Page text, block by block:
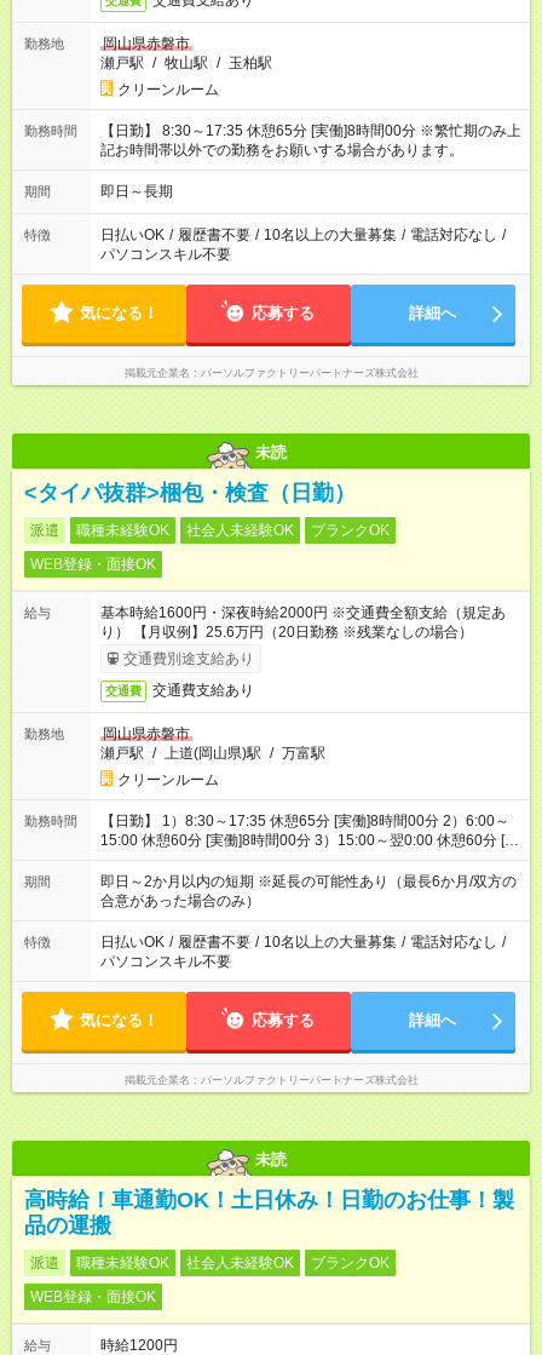
勤務地
岡山県赤磐市
瀬戸駅 / 牧山駅 / 玉柏駅
クリーンルーム
勤務時間
【日勤】 8:30～17:35 休憩65分 [実働]8時間00分 ※繁忙期のみ上
記お時間帯以外での勤務をお願いする場合があります。
期間 即日～長期
特徴 日払いOK / 履歴書不要 / 10名以上の大量募集 / 電話対応なし /
パソコンスキル不要
気になる！ 応募する 詳細へ
掲載元企業名 パーソルファクトリーパートナーズ株式会社
未読
<タイパ抜群>梱包・検査（日勤）
派遣 職種未経験OK 社会人未経験OK
ブランクOK
WEB登録・面接OK
給与
基本時給1600円・深夜時給2000円 ※交通費全額支給（規定あ
り） 【月収例】25.6万円（20日勤務 ※残業なしの場合）
交通費別途支給あり
交通費 交通費支給あり
勤務地
岡山県赤磐市
瀬戸駅 / 上道(岡山県)駅 / 万富駅
クリーンルーム
勤務時間
【日勤】 1）8:30～17:35 休憩65分 [実働]8時間00分 2）6:00～
15:00 休憩60分 [実働]8時間00分 3）15:00～翌0:00 休憩60分 [実
働]8時間00分
期間
即日～2か月以内の短期 ※延長の可能性あり（最長6か月/双方の
合意があった場合のみ）
特徴 日払いOK / 履歴書不要 / 10名以上の大量募集 / 電話対応なし /
パソコンスキル不要
気になる！ 応募する 詳細へ
掲載元企業名 パーソルファクトリーパートナーズ株式会社
未読
高時給！車通勤OK！土日休み！日勤のお仕事！製
品の運搬
派遣 職種未経験OK 社会人未経験OK
ブランクOK
WEB登録・面接OK
給与
時給1200円